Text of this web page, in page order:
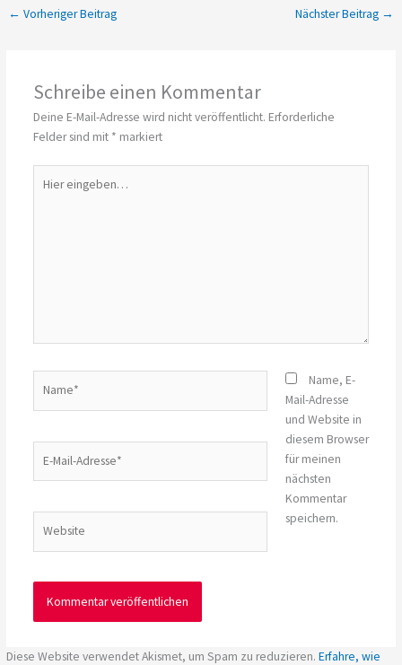
← Vorheriger Beitrag Nächster Beitrag →
Schreibe einen Kommentar
Deine E-Mail-Adresse wird nicht veröffentlicht. Erforderliche
Felder sind mit * markiert
eingeben…
Mail-
Name, E-
Mail-Adresse
und Website in
diesem Browser
für meinen
nächsten
Kommentar
speichern.
Diese Website verwendet Akismet, um Spam zu reduzieren.Erfahre, wie